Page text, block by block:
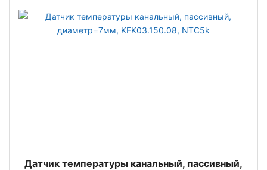
Датчик температуры канальный, пассивный,